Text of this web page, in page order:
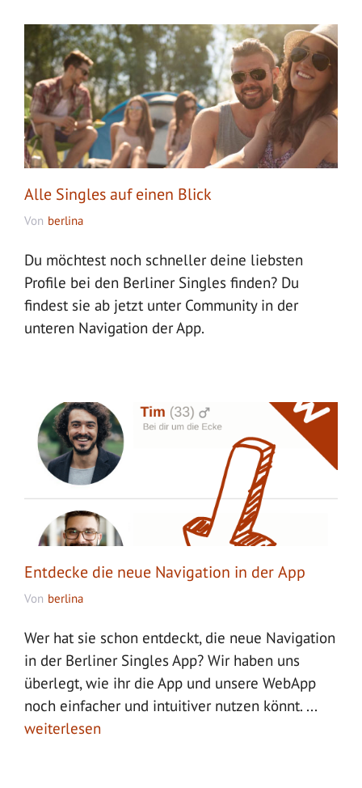
Alle Singles auf einen Blick
Von berlina
Du möchtest noch schneller deine liebsten
Profile bei den Berliner Singles finden? Du
findest sie ab jetzt unter Community in der
unteren Navigation der App.
Entdecke die neue Navigation in der App
Von berlina
Wer hat sie schon entdeckt, die neue Navigation
in der Berliner Singles App? Wir haben uns
überlegt, wie ihr die App und unsere WebApp
noch einfacher und intuitiver nutzen könnt. ...
weiterlesen